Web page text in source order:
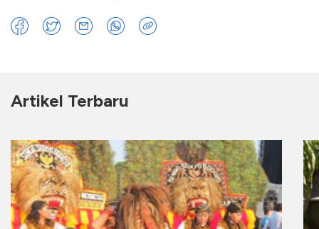
Artikel Terbaru